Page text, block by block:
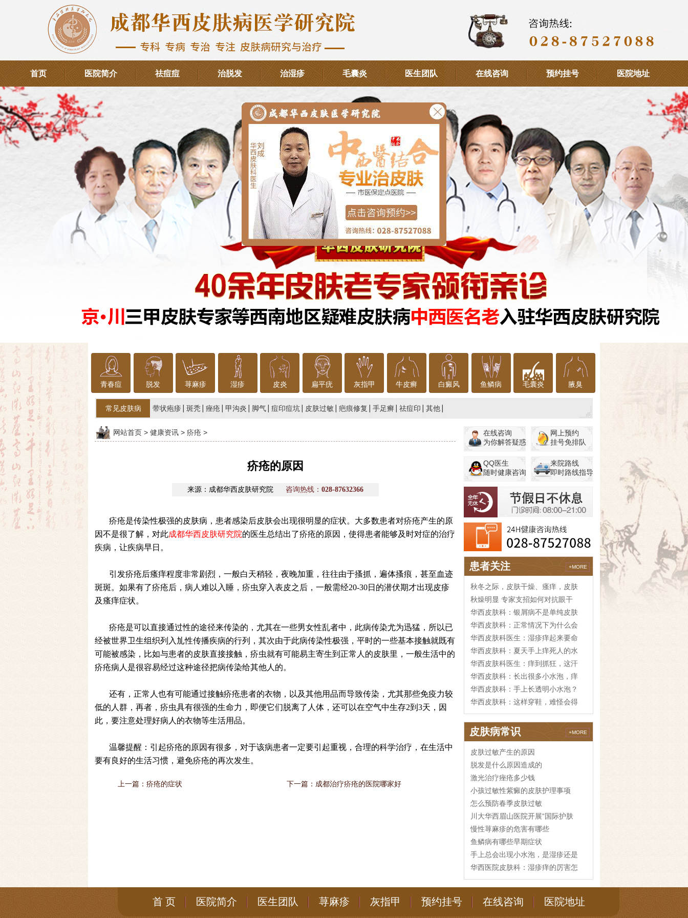
首页 医院简介 祛痘痘 治脱发 治湿疹 毛囊炎 医生团队 在线咨询 预约挂号 医院地址
青春痘 脱发 荨麻疹 湿疹 皮炎 扁平疣 灰指甲 牛皮癣 白癜风 鱼鳞病 毛囊炎 腋臭
常见皮肤病 带状疱疹 斑秃 痤疮 甲沟炎 脚气 痘印痘坑 皮肤过敏 疤痕修复 手足癣 祛痘印 其他
网站首页 > 健康资讯 > 疥疮 >
疥疮的原因
来源：成都华西皮肤研究院 咨询热线： 028-87632366
疥疮是传染性极强的皮肤病，患者感染后皮肤会出现很明显的症状。大多数患者对疥疮产生的原
因不是很了解，对此成都华西皮肤研究院的医生总结出了疥疮的原因，使得患者能够及时对症的治疗
疾病，让疾病早日。
引发疥疮后瘙痒程度非常剧烈，一般白天稍轻，夜晚加重，往往由于搔抓，遍体搔痕，甚至血迹
斑斑。如果有了疥疮后，病人难以入睡，疥虫穿入表皮之后，一般需经20-30日的潜伏期才出现皮疹
及瘙痒症状。
疥疮是可以直接通过性的途径来传染的，尤其在一些男女性乱者中，此病传染尤为迅猛，所以已
经被世界卫生组织列入劜性传播疾病的行列，其次由于此病传染性极强，平时的一些基本接触就既有
可能被感染，比如与患者的皮肤直接接触，疥虫就有可能易主寄生到正常人的皮肤里，一般生活中的
疥疮病人是很容易经过这种途径把病传染给其他人的。
还有，正常人也有可能通过接触疥疮患者的衣物，以及其他用品而导致传染，尤其那些免疫力较
低的人群，再者，疥虫具有很强的生命力，即便它们脱离了人体，还可以在空气中生存2到3天，因
此，要注意处理好病人的衣物等生活用品。
温馨提醒：引起疥疮的原因有很多，对于该病患者一定要引起重视，合理的科学治疗，在生活中
要有良好的生活习惯，避免疥疮的再次发生。
上一篇： 疥疮的症状 下一篇： 成都治疗疥疮的医院哪家好
在线咨询
为你解答疑惑
网上预约
挂号免排队
QQ医生
随时健康咨询
来院路线
即时路线指导
患者关注 +MORE
秋冬之际，皮肤干燥、瘙痒，皮肤
秋燥明显 专家支招如何对抗眼干
华西皮肤科：银屑病不是单纯皮肤
华西皮肤科：正常情况下为什么会
华西皮肤科医生：湿疹痒起来要命
华西皮肤科：夏天手上痒死人的水
华西皮肤科医生：痒到抓狂，这汗
华西皮肤科：长出很多小水泡，痒
华西皮肤科：手上长透明小水泡？
华西皮肤科：这样穿鞋，难怪会得
皮肤病常识 +MORE
皮肤过敏产生的原因
脱发是什么原因造成的
激光治疗痤疮多少钱
小孩过敏性紫癜的皮肤护理事项
怎么预防春季皮肤过敏
川大华西眉山医院开展“国际护肤
慢性荨麻疹的危害有哪些
鱼鳞病有哪些早期症状
手上总会出现小水泡，是湿疹还是
华西医院皮肤科：湿疹痒的厉害怎
首 页 医院简介 医生团队 荨麻疹 灰指甲 预约挂号 在线咨询 医院地址